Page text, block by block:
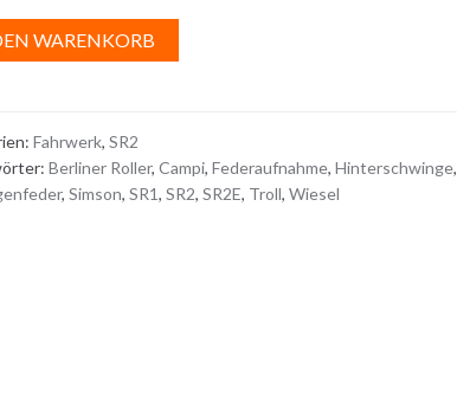
WARENKORB
l
n
Fahrwerk, SR2
Berliner Roller, Campi, Federaufnahme, Hinterschwinge,
, Simson, SR1, SR2, SR2E, Troll, Wiesel